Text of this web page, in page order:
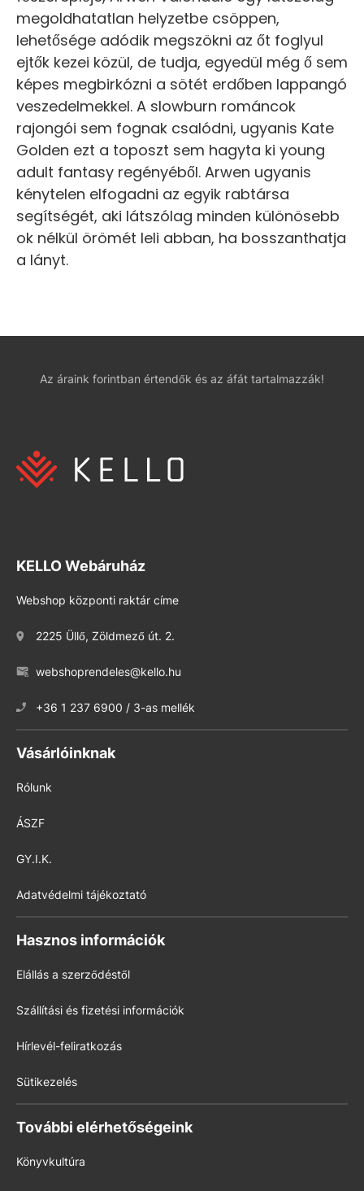
megoldhatatlan helyzetbe csöppen,
lehetősége adódik megszökni az őt foglyul
ejtők kezei közül, de tudja, egyedül még ő sem
képes megbirkózni a sötét erdőben lappangó
veszedelmekkel. A slowburn románcok
rajongói sem fognak csalódni, ugyanis Kate
Golden ezt a toposzt sem hagyta ki young
adult fantasy regényéből. Arwen ugyanis
kénytelen elfogadni az egyik rabtársa
segítségét, aki látszólag minden különösebb
ok nélkül örömét leli abban, ha bosszanthatja
a lányt.
Az áraink forintban értendők és az áfát tartalmazzák!
KELLO Webáruház
Webshop központi raktár címe
2225 Üllő, Zöldmező út. 2.
webshoprendeles@kello.hu
+36 1 237 6900 / 3-as mellék
Vásárlóinknak
Rólunk
ÁSZF
GY.I.K.
Adatvédelmi tájékoztató
Hasznos információk
Elállás a szerződéstől
Szállítási és fizetési információk
Hírlevél-feliratkozás
Sütikezelés
További elérhetőségeink
Könyvkultúra